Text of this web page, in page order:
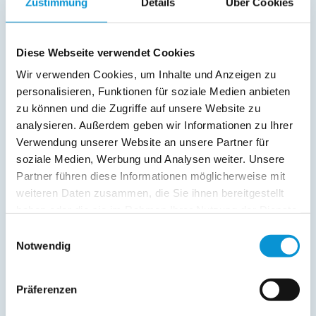
Diese Webseite verwendet Cookies
Wir verwenden Cookies, um Inhalte und Anzeigen zu
personalisieren, Funktionen für soziale Medien anbieten
zu können und die Zugriffe auf unsere Website zu
analysieren. Außerdem geben wir Informationen zu Ihrer
Verwendung unserer Website an unsere Partner für
soziale Medien, Werbung und Analysen weiter. Unsere
Partner führen diese Informationen möglicherweise mit
weiteren Daten zusammen, die Sie ihnen bereitgestellt
Notwendig
Präferenzen
Strand Lodge
in Scharbeutz
Objekttyp
Ferienwohnung
Größe
55 m²
Pers
1 - 4
ab 113 €
pro Nacht